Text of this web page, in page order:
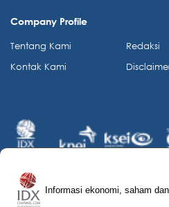
Informasi ekonomi, saham
Company Profile
Tentang Kami
Kontak Kami
Redaksi
© 2026 IDX Channel.